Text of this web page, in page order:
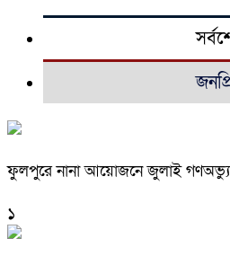
ফুলপুরে নানা আয়োজনে জুলাই
১